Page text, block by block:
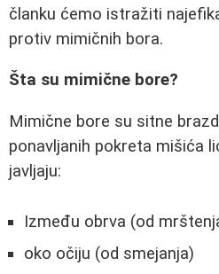
članku ćemo istražiti
protiv mimičnih bora.
Šta su mimične bore?
Mimične bore su sitne
ponavljanih pokreta mišića
javljaju:
Između obrva (od
oko očiju (od smejanja)